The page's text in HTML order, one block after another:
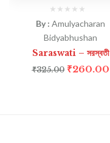
By : Amulyacharan
Bidyabhushan
Saraswati – সরস্বতী
₹325.00 ₹260.00